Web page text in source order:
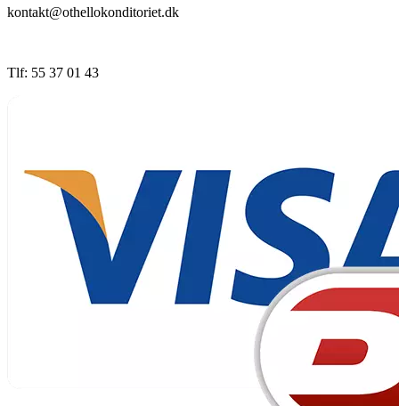
kontakt@othellokonditoriet.dk
Tlf: 55 37 01 43